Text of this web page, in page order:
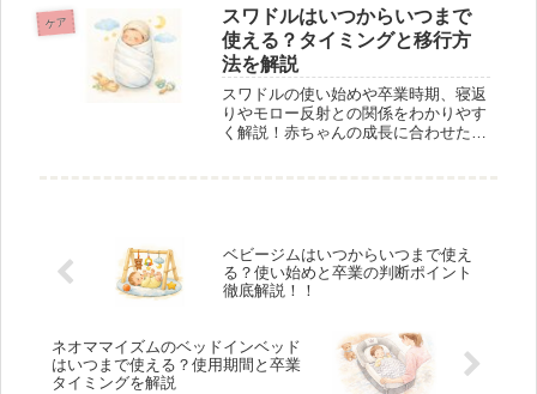
供。
ケア
スワドルはいつからいつまで
使える？タイミングと移行方
法を解説
スワドルの使い始めや卒業時期、寝返
りやモロー反射との関係をわかりやす
く解説！赤ちゃんの成長に合わせたス
ベビージムはいつからいつまで使え
る？使い始めと卒業の判断ポイント
徹底解説！！
ネオママイズムのベッドインベッド
はいつまで使える？使用期間と卒業
タイミングを解説